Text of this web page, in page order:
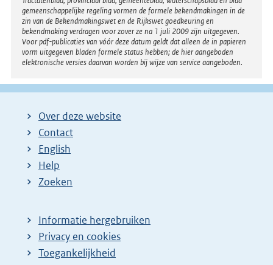
gemeenschappelijke regeling vormen de formele bekendmakingen in de
zin van de Bekendmakingswet en de Rijkswet goedkeuring en
bekendmaking verdragen voor zover ze na 1 juli 2009 zijn uitgegeven.
Voor pdf-publicaties van vóór deze datum geldt dat alleen de in papieren
vorm uitgegeven bladen formele status hebben; de hier aangeboden
elektronische versies daarvan worden bij wijze van service aangeboden.
Over deze website
Contact
English
Help
Zoeken
Informatie hergebruiken
Privacy en cookies
Toegankelijkheid